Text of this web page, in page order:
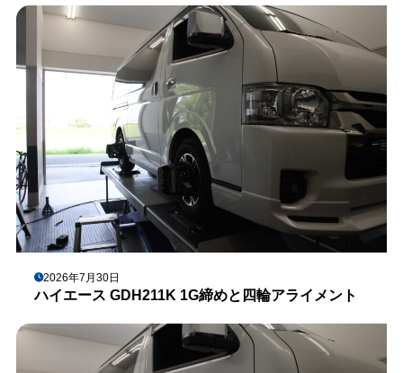
2026年7月30日
ハイエース GDH211K 1G締めと四輪アライメント